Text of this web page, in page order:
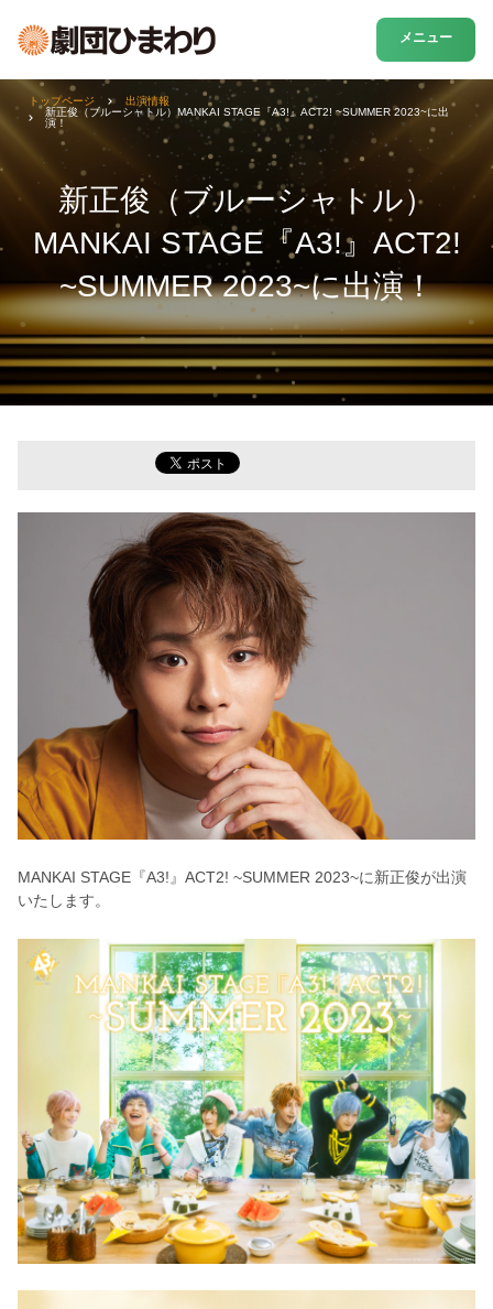
メニュー
新正俊（ブルーシャトル）
MANKAI STAGE『A3!』ACT2!
~SUMMER 2023~に出演！
トップページ
出演情報
新正俊（ブルーシャトル）MANKAI STAGE『A3!』ACT2! ~SUMMER 2023~に出
演！
MANKAI STAGE『A3!』ACT2! ~SUMMER 2023~に新正俊が出演
いたします。